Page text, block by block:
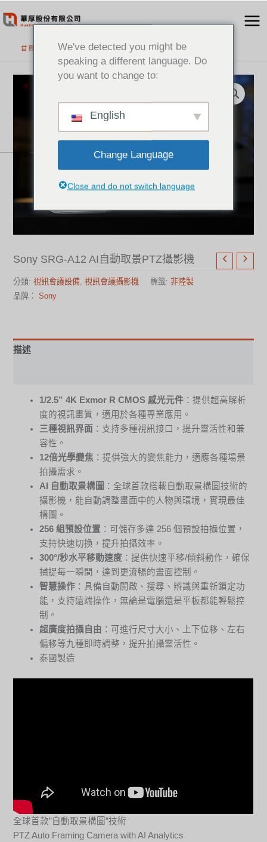
至
首頁 精選產品
Sony SRG-A12 AI自動取景PTZ攝影機
分類:視訊會議設備,視訊會議攝影機 標籤:非陸製
品牌：Sony
描述
1/2.5” 4K Exmor R CMOS 感光元件 ：提供超高解析
度的視訊畫質，適用於各種專業應用。
三種視訊界面 ：支持多種視訊接口，提升靈活性和兼
容性。
12倍光學變焦 ：提供強大的變焦能力，適應各種場景
拍攝需求。
AI 自動取景構圖 ：全球首款搭載自動取景構圖技術的
攝影機，能自動調整畫面中的人物與環境，實現最佳
構圖。
256 組預設位置 ：可儲存多達 256 個預設拍攝位置，
支持快速切換，提升拍攝效率。
300°/秒水平移動速度 ：提供快速平移/傾斜動作，確保
捕捉每一瞬間，達到更流暢的畫面控制。
智慧操作 ：具備自動開啟、搜尋、辨識與重新鎖定功
能，支持遠端操作，無論是電腦還是平板都能輕鬆控
制。
超廣度拍攝自由 ：可進行尺寸大小、上下位移、左右
偏移等九種即時調整，提升拍攝靈活性。
泰國製造
全球首款”自動取景構圖”技術
PTZ Auto Framing Camera with AI Analytics
We've detected you might be
speaking a different language. Do
you want to change to:
English
Change Language
Close and do not switch language